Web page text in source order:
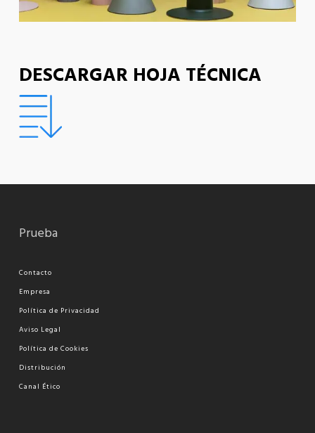
DESCARGAR HOJA TÉCNICA
Prueba
Contacto
Empresa
Política de Privacidad
Aviso Legal
Política de Cookies
Distribución
Canal Ético